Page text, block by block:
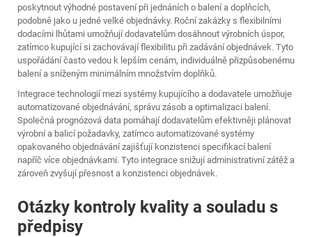
poskytnout výhodné postavení při jednáních o balení a doplňcích,
podobně jako u jedné velké objednávky. Roční zakázky s flexibilními
dodacími lhůtami umožňují dodavatelům dosáhnout výrobních úspor,
zatímco kupující si zachovávají flexibilitu při zadávání objednávek. Tyto
uspořádání často vedou k lepším cenám, individuálně přizpůsobenému
balení a sníženým minimálním množstvím doplňků.
Integrace technologií mezi systémy kupujícího a dodavatele umožňuje
automatizované objednávání, správu zásob a optimalizaci balení.
Společná prognózová data pomáhají dodavatelům efektivněji plánovat
výrobní a balicí požadavky, zatímco automatizované systémy
opakovaného objednávání zajišťují konzistenci specifikací balení
napříč více objednávkami. Tyto integrace snižují administrativní zátěž a
zároveň zvyšují přesnost a konzistenci objednávek.
Otázky kontroly kvality a souladu s
předpisy